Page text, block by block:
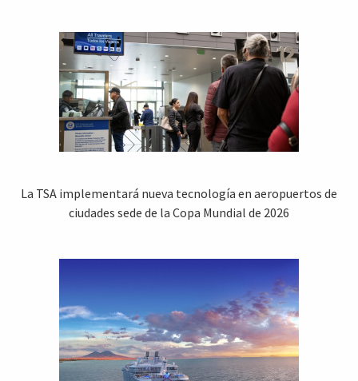
La TSA implementará nueva tecnología en aeropuertos de
ciudades sede de la Copa Mundial de 2026